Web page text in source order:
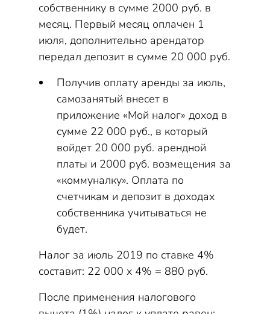
собственнику в сумме 2000 руб. в
месяц. Первый месяц оплачен 1
июля, дополнительно арендатор
передал депозит в сумме 20 000 руб.
Получив оплату аренды за июль,
самозанятый внесет в
приложение «Мой налог» доход в
сумме 22 000 руб., в который
войдет 20 000 руб. арендной
платы и 2000 руб. возмещения за
«коммуналку». Оплата по
счетчикам и депозит в доходах
собственника учитываться не
будет.
Налог за июль 2019 по ставке 4%
составит: 22 000 х 4% = 880 руб.
После применения налогового